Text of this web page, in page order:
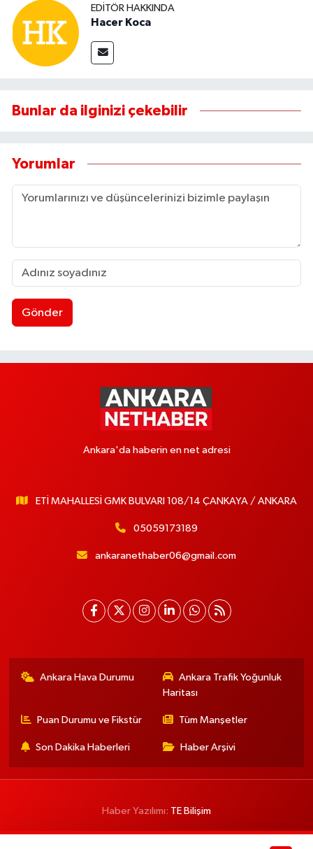
EDITÖR HAKKINDA
Hacer Koca
Bunlar da ilginizi çekebilir
Yorumlar
Gönder
Ankara'da haberin en net adresi
ETİ MAHALLESİ GMK BULVARI 108/14 ÇANKAYA / ANKARA
05059173189
ankaranethaber06@gmail.com
Ankara Hava Durumu
Ankara Trafik Yoğunluk
Haritası
Puan Durumu ve Fikstür Tüm Manşetler
Son Dakika Haberleri Haber Arşivi
Haber Yazılımı: TE Bilişim